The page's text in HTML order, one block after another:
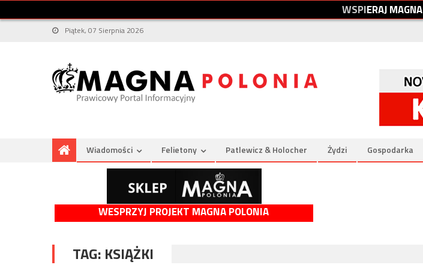
WSPIERAJMAGNA
Piątek, 07 Sierpnia 2026
Wiadomości Felietony Patlewicz & Holocher Żydzi Gospodarka
WESPRZYJ PROJEKT MAGNA POLONIA
TAG: KSIĄŻKI